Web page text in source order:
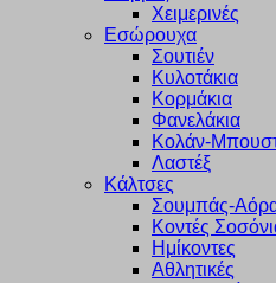
Χειμερινές
Εσώρουχα
Σουτιέν
Κυλοτάκια
Κορμάκια
Φανελάκια
Κολάν-
Λαστέξ
Κάλτσες
Σουμπάς-
Κοντές
Ημίκοντες
Αθλητικές